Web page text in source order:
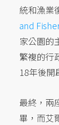
統和漁業
and
家公園的
繁複的行
18年後開
最終，兩
畢，而艾